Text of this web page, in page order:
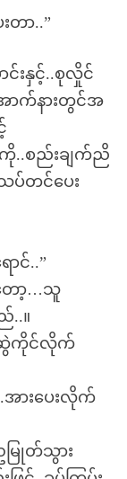
တာ..”
းနှင့်..စုလှိုင်
ာက်နားတွင်အ
ကို..စည်းချက်ညိ
ပ်တင်ပေး
ာင်..”
ော့…သူ
..။
ာဆွဲကိုင်လိုက်
အားပေးလိုက်
ြုတ်သွား